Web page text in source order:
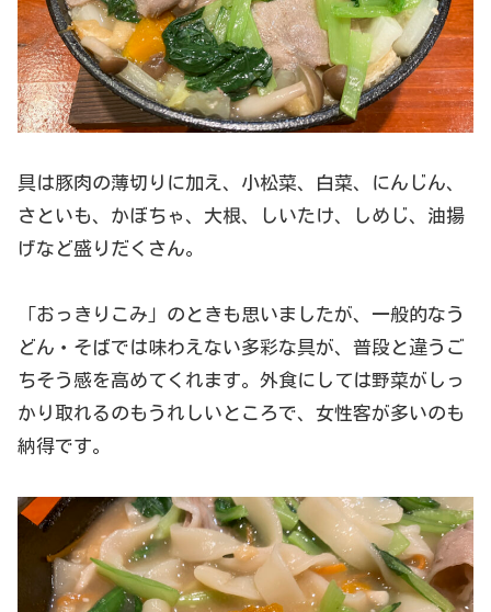
具は豚肉の薄切りに加え、小松菜、白菜、にんじん、
さといも、かぼちゃ、大根、しいたけ、しめじ、油揚
げなど盛りだくさん。
「おっきりこみ」のときも思いましたが、一般的なう
どん・そばでは味わえない多彩な具が、普段と違うご
ちそう感を高めてくれます。外食にしては野菜がしっ
かり取れるのもうれしいところで、女性客が多いのも
納得です。